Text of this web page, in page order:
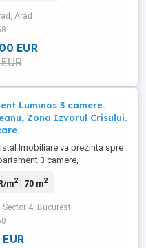
de parcare privata inclus in
Arad
EUR
Luminos 3 camere.
Zona Izvorul Crisului.
Imobiliare va prezinta spre
3 camere,
etaj 4 din 4. Cu balcon. Aer
izolati pe interior. Blocul este
Instalatie electrica
curent ...
m2| 70 m2
Sector 4, Bucuresti